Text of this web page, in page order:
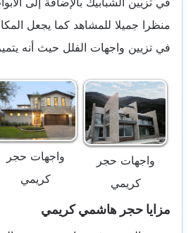
منظرا جميلا للمشاهد كما يجعل
في تزيين واجهات الفلل حيث أنه
واجهات حجر
كريمي
واجهات حجر
كريمي
مزايا حجر هاشمي كريمي